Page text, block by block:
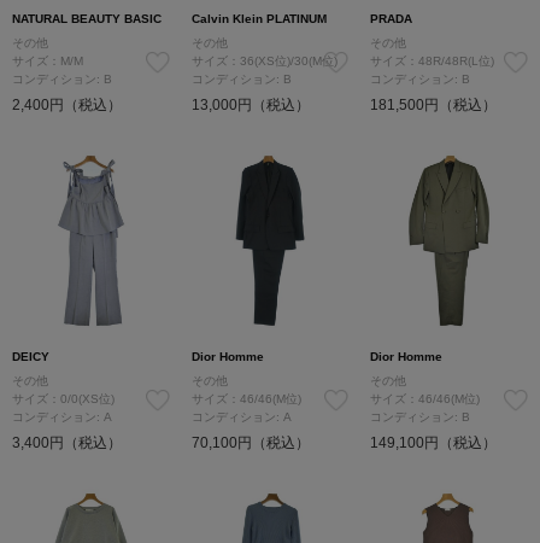
NATURAL BEAUTY BASIC
その他
サイズ：M/M
コンディション: B
2,400円（税込）
Calvin Klein PLATINUM
その他
サイズ：36(XS位)/30(M位)
コンディション: B
13,000円（税込）
PRADA
その他
サイズ：48R/48R(L位)
コンディション: B
181,500円（税込）
DEICY
その他
サイズ：0/0(XS位)
コンディション: A
3,400円（税込）
Dior Homme
その他
サイズ：46/46(M位)
コンディション: A
70,100円（税込）
Dior Homme
その他
サイズ：46/46(M位)
コンディション: B
149,100円（税込）